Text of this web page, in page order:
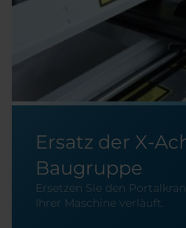
Ersatz der X-
Baugruppe
Ersetzen Sie den
Ihrer Maschine verläuft.